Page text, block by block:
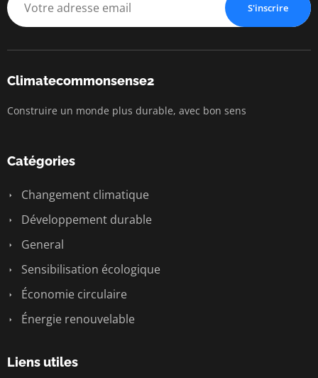
S'inscrire
Climatecommonsense2
Construire un monde plus durable, avec bon sens
Catégories
Changement climatique
Développement durable
General
Sensibilisation écologique
Économie circulaire
Énergie renouvelable
Liens utiles